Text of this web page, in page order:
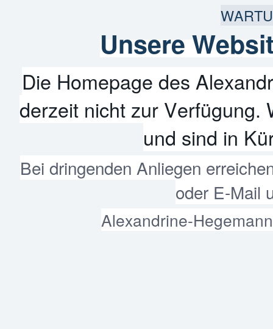
Unsere
Die Homepage des
derzeit nicht zur Verfügung.
und sind in
Bei dringenden Anliegen
oder E-Mail
Alexandrine-